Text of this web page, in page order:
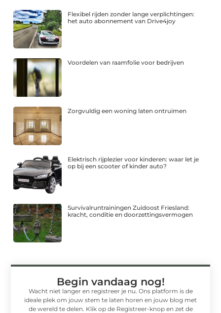
Flexibel rijden zonder lange verplichtingen:
het auto abonnement van Drive4joy
Voordelen van raamfolie voor bedrijven
Zorgvuldig een woning laten ontruimen
Elektrisch rijplezier voor kinderen: waar let je
op bij een scooter of kinder auto?
Survivalruntrainingen Zuidoost Friesland:
kracht, conditie en doorzettingsvermogen
Begin vandaag nog!
Wacht niet langer en registreer je nu. Ons platform is de
ideale plek om jouw stem te laten horen en jouw blog met
de wereld te delen. Klik op de Registreer-knop en zet de